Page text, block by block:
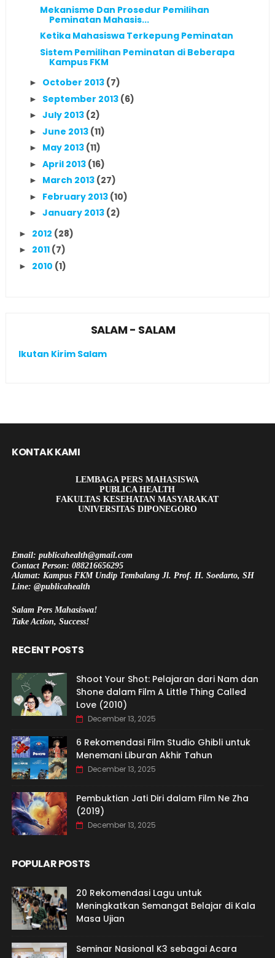
Mekanisme Dan Prosedur Pemilihan
Peminatan Mahasis...
Ketika Mahasiswa Terkepung Peminatan
Sistem Pemilihan Peminatan di Beberapa
Kampus FKM
► October 2013 (7)
► September 2013 (6)
► July 2013 (2)
► June 2013 (11)
► May 2013 (11)
► April 2013 (16)
► March 2013 (27)
► February 2013 (10)
► January 2013 (2)
► 2012 (28)
► 2011 (7)
► 2010 (1)
SALAM - SALAM
Ikutan Kirim Salam
KONTAK KAMI
LEMBAGA PERS MAHASISWA
PUBLICA HEALTH
FAKULTAS KESEHATAN MASYARAKAT
UNIVERSITAS DIPONEGORO
Email: publicahealth@gmail.com
Contact Person: 088216656295
Alamat: Kampus FKM Undip Tembalang Jl. Prof. H. Soedarto, SH
Line: @publicahealth
Salam Pers Mahasiswa!
Take Action, Success!
RECENT POSTS
Shoot Your Shot: Pelajaran dari Nam dan
Shone dalam Film A Little Thing Called
Love (2010)
December 13, 2025
6 Rekomendasi Film Studio Ghibli untuk
Menemani Liburan Akhir Tahun
December 13, 2025
Pembuktian Jati Diri dalam Film Ne Zha
(2019)
December 13, 2025
POPULAR POSTS
20 Rekomendasi Lagu untuk
Meningkatkan Semangat Belajar di Kala
Masa Ujian
Seminar Nasional K3 sebagai Acara